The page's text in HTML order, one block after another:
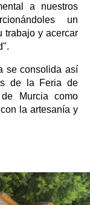
a nuestros
un
trabajo y acercar
se consolida así
de la Feria de
Murcia como
la artesanía y